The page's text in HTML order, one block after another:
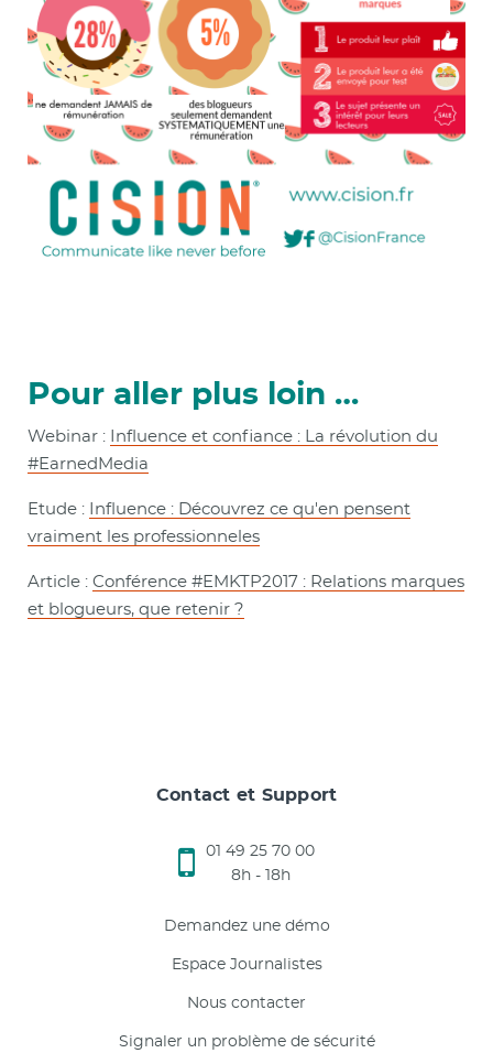
Pour aller plus loin …
Webinar :
Influence et confiance : La révolution du
#EarnedMedia
Etude :
Influence : Découvrez ce qu'en pensent
vraiment les professionneles
Article : Conférence #EMKTP2017 : Relations marques
et blogueurs, que retenir ?
Contact et Support
01 49 25 70 00
8h - 18h
Demandez une démo
Espace Journalistes
Nous contacter
Signaler un problème de sécurité